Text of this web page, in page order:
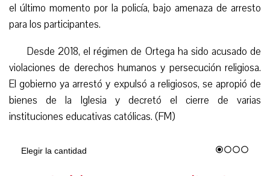
el último momento por la policía, bajo amenaza de arresto
para los participantes.
Desde 2018, el régimen de Ortega ha sido acusado de
violaciones de derechos humanos y persecución religiosa.
El gobierno ya arrestó y expulsó a religiosos, se apropió de
bienes de la Iglesia y decretó el cierre de varias
instituciones educativas católicas. (FM)